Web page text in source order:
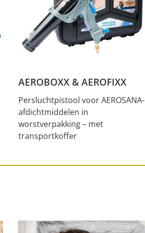
AEROBOXX & AEROFIXX
Persluchtpistool voor AEROSANA-
afdichtmiddelen in
worstverpakking – met
transportkoffer